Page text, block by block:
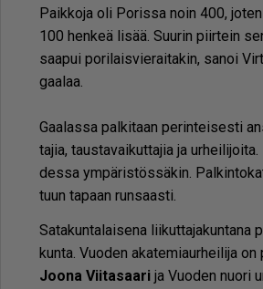
Paik­ko­ja oli Po­ris­sa noin 400,
100 hen­keä li­sää. Suu­rin piir­tein
saa­pui po­ri­lais­vie­rai­ta­kin, sa­noi
gaa­laa.
Gaa­las­sa pal­ki­taan pe­rin­tei­ses­ti
ta­jia, taus­ta­vai­kut­ta­jia ja
des­sa ym­pä­ris­tös­sä­kin.
tuun ta­paan run­saas­ti.
Sa­ta­kun­ta­lai­se­na lii­kut­ta­ja­kun­ta­na
kun­ta. Vuo­den aka­te­mi­aur­hei­li­ja on
Joo­na Vii­ta­saa­rija Vuo­den nuo­ri